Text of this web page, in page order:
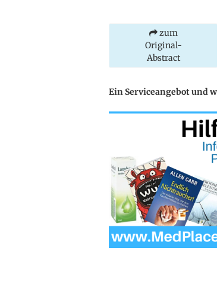
zum
Original-
Abstract
Ein Serviceangebot und